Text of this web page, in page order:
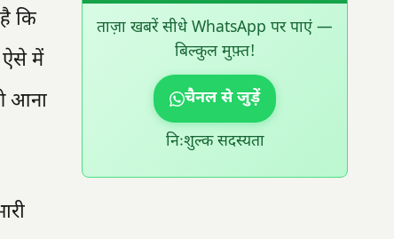
कि
ऐसे में
आना
ताज़ा खबरें सीधे WhatsApp पर पाएं —
बिल्कुल मुफ़्त!
चैनल से जुड़ें
निःशुल्क सदस्यता